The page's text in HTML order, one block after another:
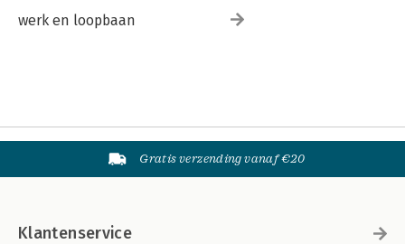
werk en loopbaan
Gratis verzending vanaf €20
Klantenservice